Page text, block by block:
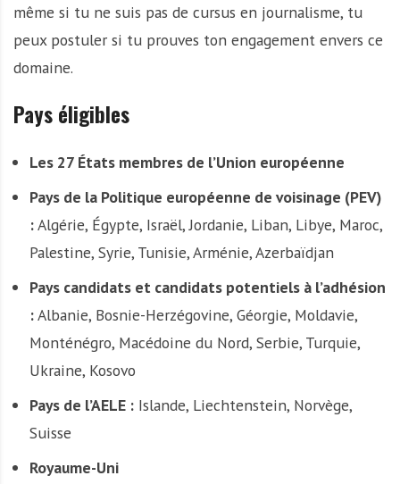
même si tu ne suis pas de cursus en journalisme, tu
peux postuler si tu prouves ton engagement envers ce
domaine.
Pays éligibles
Les 27 États membres de l’Union européenne
Pays de la Politique européenne de voisinage (PEV)
:Algérie, Égypte, Israël, Jordanie, Liban, Libye, Maroc,
Palestine, Syrie, Tunisie, Arménie, Azerbaïdjan
Pays candidats et candidats potentiels à l’adhésion
:Albanie, Bosnie-Herzégovine, Géorgie, Moldavie,
Monténégro, Macédoine du Nord, Serbie, Turquie,
Ukraine, Kosovo
Pays de l’AELE :Islande, Liechtenstein, Norvège,
Suisse
Royaume-Uni